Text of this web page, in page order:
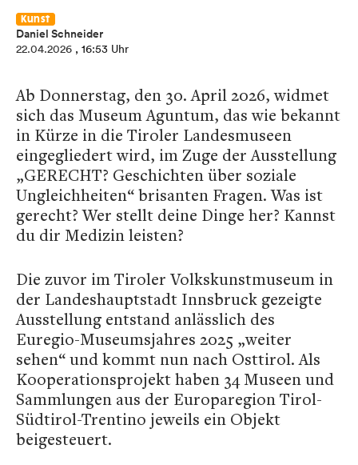
Kunst
Daniel Schneider
22.04.2026 , 16:53 Uhr
Ab Donnerstag, den 30. April 2026, widmet
sich das Museum Aguntum, das wie bekannt
in Kürze in die Tiroler Landesmuseen
eingegliedert wird, im Zuge der Ausstellung
„GERECHT? Geschichten über soziale
Ungleichheiten“ brisanten Fragen. Was ist
gerecht? Wer stellt deine Dinge her? Kannst
du dir Medizin leisten?
Die zuvor im Tiroler Volkskunstmuseum in
der Landeshauptstadt Innsbruck gezeigte
Ausstellung entstand anlässlich des
Euregio-Museumsjahres 2025 „weiter
sehen“ und kommt nun nach Osttirol. Als
Kooperationsprojekt haben 34 Museen und
Sammlungen aus der Europaregion Tirol-
Südtirol-Trentino jeweils ein Objekt
beigesteuert.